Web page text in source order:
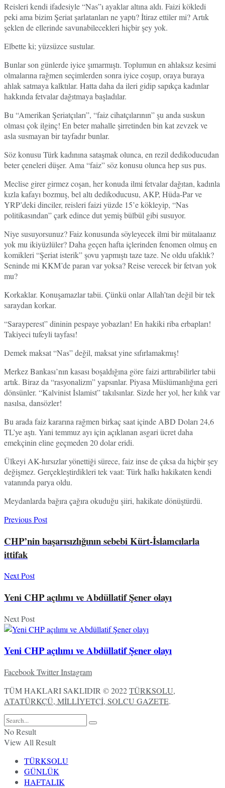
Reisleri kendi ifadesiyle “Nas”ı ayaklar altına aldı. Faizi kökledi
peki ama bizim Şeriat şarlatanları ne yaptı? İtiraz ettiler mi? Artık
şeklen de ellerinde savunabilecekleri hiçbir şey yok.
Elbette ki; yüzsüzce sustular.
Bunlar son günlerde iyice şımarmıştı. Toplumun en ahlaksız kesimi
olmalarına rağmen seçimlerden sonra iyice coşup, oraya buraya
ahlak satmaya kalktılar. Hatta daha da ileri gidip sapıkça kadınlar
hakkında fetvalar dağıtmaya başladılar.
Bu “Amerikan Şeriatçıları”, “faiz cihatçılarının” şu anda suskun
olması çok ilginç! En beter mahalle şirretinden bin kat zevzek ve
asla susmayan bir tayfadır bunlar.
Söz konusu Türk kadınına sataşmak olunca, en rezil dedikoducudan
beter çeneleri düşer. Ama “faiz” söz konusu olunca hep sus pus.
Meclise girer girmez coşan, her konuda ilmi fetvalar dağıtan, kadınla
kızla kafayı bozmuş, bel altı dedikoducusu, AKP, Hüda-Par ve
YRP’deki dinciler, reisleri faizi yüzde 15’e kökleyip, “Nas
politikasından” çark edince dut yemiş bülbül gibi susuyor.
Niye susuyorsunuz? Faiz konusunda söyleyecek ilmi bir mütalaanız
yok mu ikiyüzlüler? Daha geçen hafta içlerinden fenomen olmuş en
komikleri “Şeriat isterik” şovu yapmıştı taze taze. Ne oldu ufaklık?
Seninde mi KKM’de paran var yoksa? Reise verecek bir fetvan yok
mu?
Korkaklar. Konuşamazlar tabii. Çünkü onlar Allah’tan değil bir tek
saraydan korkar.
“Sarayperest” dininin pespaye yobazları! En hakiki riba erbapları!
Takiyeci tufeyli tayfası!
Demek maksat “Nas” değil, maksat yine sıfırlamakmış!
Merkez Bankası’nın kasası boşaldığına göre faizi arttırabilirler tabii
artık. Biraz da “rasyonalizm” yapsınlar. Piyasa Müslümanlığına geri
dönsünler. “Kalvinist İslamist” takılsınlar. Sizde her yol, her kılık var
nasılsa, dansözler!
Bu arada faiz kararına rağmen birkaç saat içinde ABD Doları 24,6
TL’ye aştı. Yani temmuz ayı için açıklanan asgari ücret daha
emekçinin eline geçmeden 20 dolar eridi.
Ülkeyi AK-hırsızlar yönettiği sürece, faiz inse de çıksa da hiçbir şey
değişmez. Gerçekleştirdikleri tek vaat: Türk halkı hakikaten kendi
vatanında parya oldu.
Meydanlarda bağıra çağıra okuduğu şiiri, hakikate dönüştürdü.
Previous Post
CHP’nin başarısızlığının sebebi Kürt-İslamcılarla
ittifak
Next Post
Yeni CHP açılımı ve Abdüllatif Şener olayı
Next Post
Yeni CHP açılımı ve Abdüllatif Şener olayı
FacebookTwitterInstagram
TÜM HAKLARI SAKLIDIR © 2022TÜRKSOLU,
ATATÜRKÇÜ, MİLLİYETÇİ, SOLCU GAZETE.
No Result
View All Result
TÜRKSOLU
GÜNLÜK
HAFTALIK